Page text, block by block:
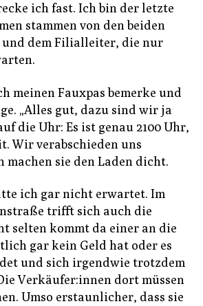
ich fast. Ich bin der letzte
stammen von den beiden
dem Filialleiter, die nur
meinen Fauxpas bemerke und
„Alles gut, dazu sind wir ja
die Uhr: Es ist genau 2100 Uhr,
Wir verabschieden uns
sie den Laden dicht.
ich gar nicht erwartet. Im
trifft sich auch die
selten kommt da einer an die
gar kein Geld hat oder es
und sich irgendwie trotzdem
Verkäufer:innen dort müssen
Umso erstaunlicher, dass sie